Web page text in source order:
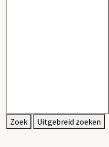
Zoek Uitgebreid zoeken